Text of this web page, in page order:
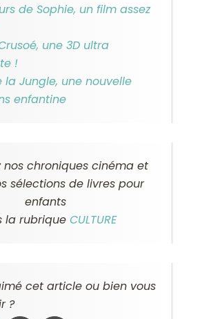
de Sophie, un film assez
une 3D ultra
!
la Jungle, une nouvelle
enfantine
nos chroniques cinéma et
sélections de livres pour
enfants
la rubrique CULTURE
cet article ou bien vous
?